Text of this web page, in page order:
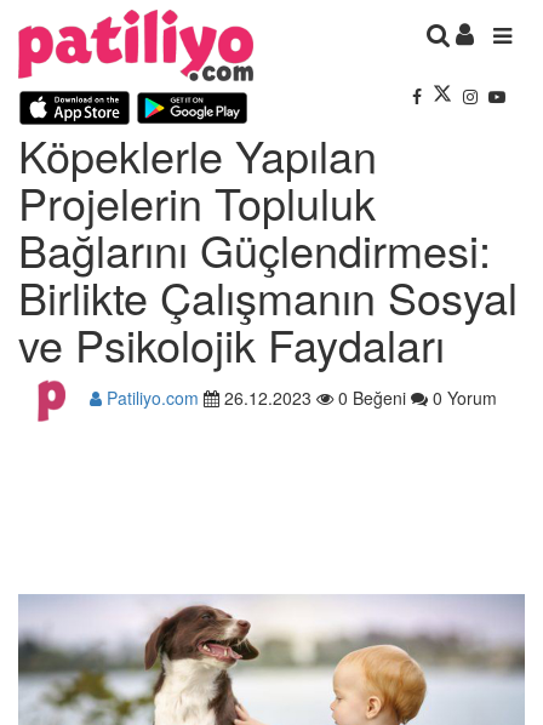
Köpeklerle Yapılan
Projelerin Topluluk
Bağlarını Güçlendirmesi:
Birlikte Çalışmanın Sosyal
ve Psikolojik Faydaları
Patiliyo.com 26.12.2023 0 Beğeni 0 Yorum